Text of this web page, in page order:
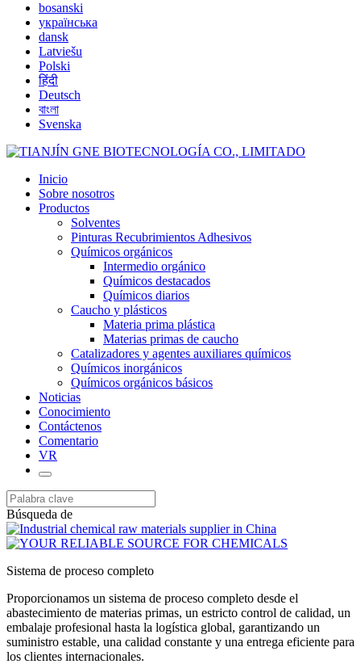
bosanski
українська
dansk
Latviešu
Polski
हिंदी
Deutsch
বাংলা
Svenska
Inicio
Sobre nosotros
Productos
Solventes
Pinturas Recubrimientos Adhesivos
Químicos orgánicos
Intermedio orgánico
Químicos destacados
Químicos diarios
Caucho y plásticos
Materia prima plástica
Materias primas de caucho
Catalizadores y agentes auxiliares químicos
Químicos inorgánicos
Químicos orgánicos básicos
Noticias
Conocimiento
Contáctenos
Comentario
VR
Búsqueda de
Sistema de proceso completo
Proporcionamos un sistema de proceso completo desde el
abastecimiento de materias primas, un estricto control de calidad, un
embalaje profesional hasta la logística global, garantizando un
suministro estable, una calidad constante y una entrega eficiente para
los clientes internacionales.